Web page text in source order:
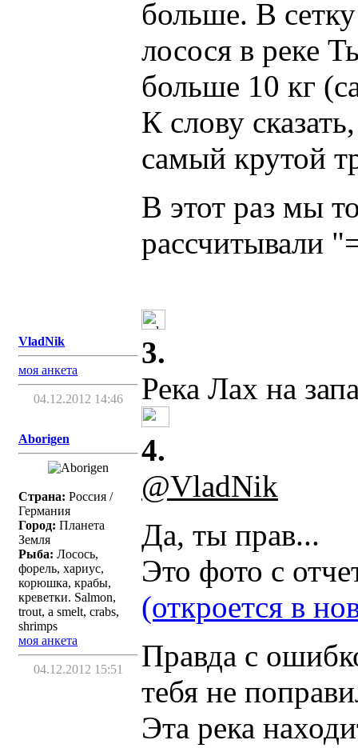
больше. В
лосося в реке
больше 10 кг
К слову
самый крутой
В этот раз мы
рассчитывали
VladNik
моя анкета
04.12.2012 14:46
3.
Река Лах на
Aborigen
Страна: Россия /
Германия
Город: Планета
Земля
Рыба: Лосось,
форель, хариус,
корюшка, крабы,
креветки. Salmon,
trout, a smelt, crabs,
shrimps
моя анкета
04.12.2012 15:51
4.
@VladNik
Да, ты прав...
Это фото с
(откроется в
Правда с
тебя не
Эта река